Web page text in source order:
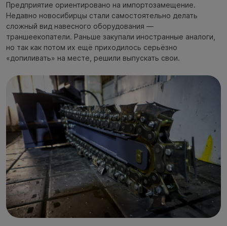
Предприятие ориентировано на импортозамещение.
Недавно новосибирцы стали самостоятельно делать
сложный вид навесного оборудования —
траншеекопатели. Раньше закупали иностранные аналоги,
но так как потом их ещё приходилось серьёзно
«допиливать» на месте, решили выпускать свои.